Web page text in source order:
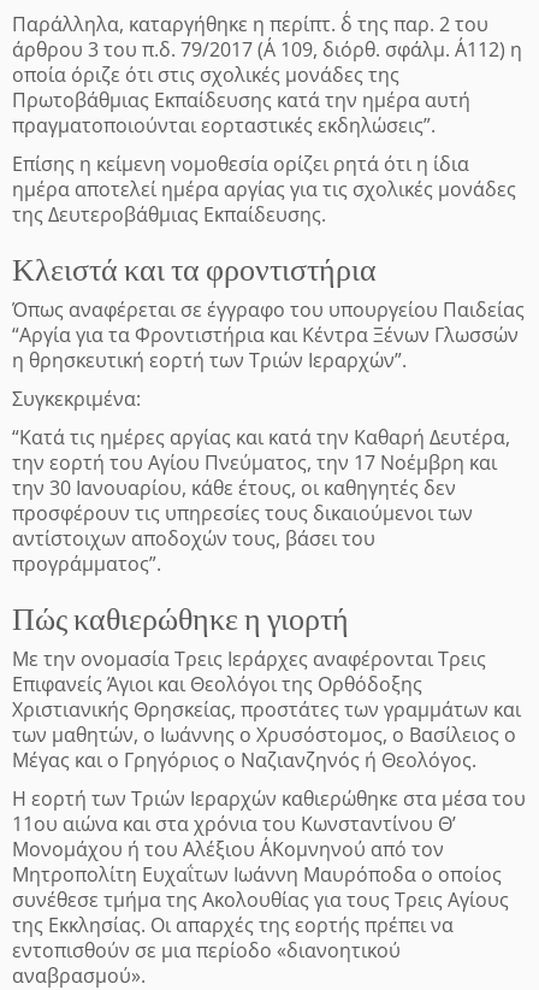
Παράλληλα, καταργήθηκε η περίπτ. δ΄ της παρ. 2 του
άρθρου 3 του π.δ. 79/2017 (Α΄ 109, διόρθ. σφάλμ. Α΄112) η
οποία όριζε ότι στις σχολικές μονάδες της
Πρωτοβάθμιας Εκπαίδευσης κατά την ημέρα αυτή
πραγματοποιούνται εορταστικές εκδηλώσεις”.
Επίσης η κείμενη νομοθεσία ορίζει ρητά ότι η ίδια
ημέρα αποτελεί ημέρα αργίας για τις σχολικές μονάδες
της Δευτεροβάθμιας Εκπαίδευσης.
Κλειστά και τα φροντιστήρια
Όπως αναφέρεται σε έγγραφο του υπουργείου Παιδείας
“Αργία για τα Φροντιστήρια και Κέντρα Ξένων Γλωσσών
η θρησκευτική εορτή των Τριών Ιεραρχών”.
Συγκεκριμένα:
“Κατά τις ημέρες αργίας και κατά την Καθαρή Δευτέρα,
την εορτή του Αγίου Πνεύματος, την 17 Νοέμβρη και
την 30 Ιανουαρίου, κάθε έτους, οι καθηγητές δεν
προσφέρουν τις υπηρεσίες τους δικαιούμενοι των
αντίστοιχων αποδοχών τους, βάσει του
προγράμματος”.
Πώς καθιερώθηκε η γιορτή
Με την ονομασία Τρεις Ιεράρχες αναφέρονται Τρεις
Επιφανείς Άγιοι και Θεολόγοι της Ορθόδοξης
Χριστιανικής Θρησκείας, προστάτες των γραμμάτων και
των μαθητών, ο Ιωάννης ο Χρυσόστομος, ο Βασίλειος ο
Μέγας και ο Γρηγόριος ο Ναζιανζηνός ή Θεολόγος.
H εορτή των Τριών Ιεραρχών καθιερώθηκε στα μέσα του
11ου αιώνα και στα χρόνια του Κωνσταντίνου Θ’
Μονομάχου ή του Αλέξιου Α΄Κομνηνού από τον
Μητροπολίτη Ευχαΐτων Ιωάννη Μαυρόποδα ο οποίος
συνέθεσε τμήμα της Ακολουθίας για τους Τρεις Αγίους
της Εκκλησίας. Οι απαρχές της εορτής πρέπει να
εντοπισθούν σε μια περίοδο «διανοητικού
αναβρασμού».